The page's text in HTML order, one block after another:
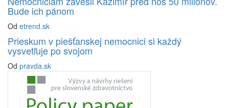
Bude ich pánom
Od etrend.sk
Prieskum v piešťanskej nemocnici si každý
vysvetľuje po svojom
Od pravda.sk